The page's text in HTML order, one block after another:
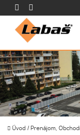
Úvod / Prenájom,